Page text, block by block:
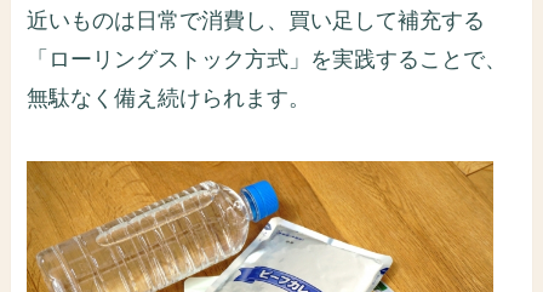
近いものは日常で消費し、買い足して補充する
「ローリングストック方式」を実践することで、
無駄なく備え続けられます。